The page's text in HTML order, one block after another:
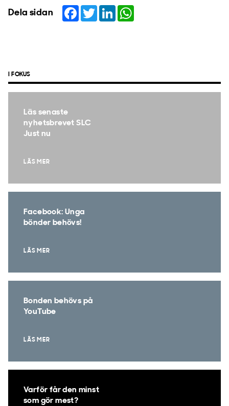
Dela sidan Facebook
TwitterLinkedIn
I FOKUS
Läs senaste
nyhetsbrevet SLC
Just nu
LÄS MER
Facebook: Unga
bönder behövs!
LÄS MER
Bonden behövs på
YouTube
LÄS MER
Varför får den minst
som gör mest?